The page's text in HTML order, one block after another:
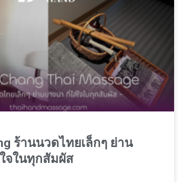
ร้านนวดไทยเล็กๆ ย่าน
จในทุกสัมผัส